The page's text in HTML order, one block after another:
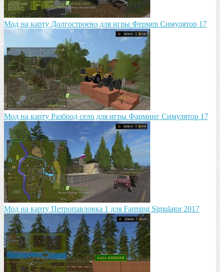
Мод на карту Долгостроево для игры Фермер Симулятор 17
Mод на карту Разброд село для игры Фарминг Симулятор 17
Мод на карту Петропавловка 1 для Farming Simulator 2017